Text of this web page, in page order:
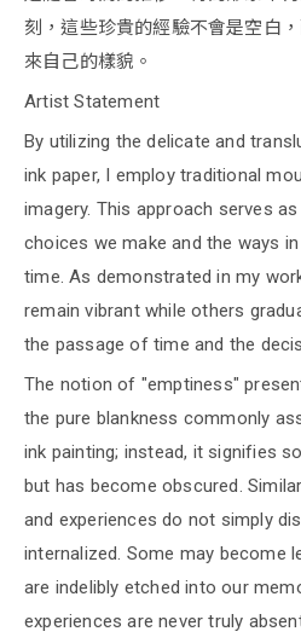
刻，這些珍貴的經驗不會是空白
來自己的樣貌。
Artist Statement
By utilizing the delicate and
ink paper, I employ traditional
imagery. This approach serves
choices we make and the ways
time. As demonstrated in my
remain vibrant while others
the passage of time and the
The notion of "emptiness"
the pure blankness commonly
ink painting; instead, it signifies
but has become obscured.
and experiences do not simply
internalized. Some may become
are indelibly etched into our
experiences are never truly